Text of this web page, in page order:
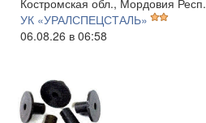
Костромская обл., Мордовия Респ.
УК «УРАЛСПЕЦСТАЛЬ»
06.08.26 в 06:58